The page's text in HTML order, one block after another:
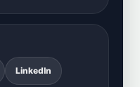
LinkedIn